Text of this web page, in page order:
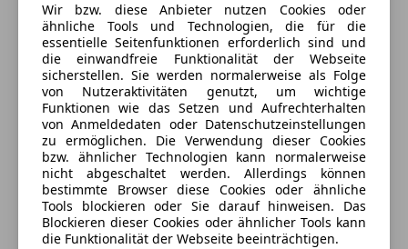
Versicherungsschutz an Ihre Bedürfnisse
anpassen
Freischaden-Gutschein ab Stufe 0
Auto einfach online versichern & Rabatt holen
Jetzt berechnen
Wir bzw. diese Anbieter nutzen Cookies oder
ähnliche Tools und Technologien, die für die
essentielle Seitenfunktionen erforderlich sind und
die einwandfreie Funktionalität der Webseite
sicherstellen. Sie werden normalerweise als Folge
von Nutzeraktivitäten genutzt, um wichtige
Funktionen wie das Setzen und Aufrechterhalten
von Anmeldedaten oder Datenschutzeinstellungen
zu ermöglichen. Die Verwendung dieser Cookies
bzw. ähnlicher Technologien kann normalerweise
nicht abgeschaltet werden. Allerdings können
bestimmte Browser diese Cookies oder ähnliche
Tools blockieren oder Sie darauf hinweisen. Das
Blockieren dieser Cookies oder ähnlicher Tools kann
die Funktionalität der Webseite beeinträchtigen.